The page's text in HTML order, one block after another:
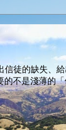
徒的缺失、
不是淺薄的